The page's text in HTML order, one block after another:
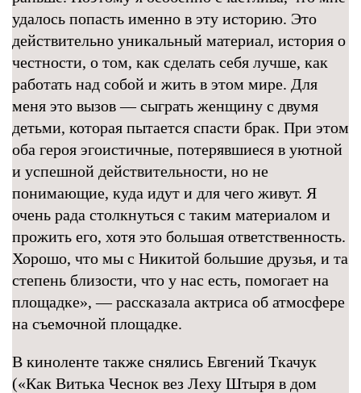
удалось попасть именно в эту историю. Это
действительно уникальный материал, история о
честности, о том, как сделать себя лучше, как
работать над собой и жить в этом мире. Для
меня это вызов — сыграть женщину с двумя
детьми, которая пытается спасти брак. При этом
оба героя эгоистичные, потерявшиеся в уютной
и успешной действительности, но не
понимающие, куда идут и для чего живут. Я
очень рада столкнуться с таким материалом и
прожить его, хотя это большая ответственность.
Хорошо, что мы с Никитой большие друзья, и та
степень близости, что у нас есть, помогает на
площадке», — рассказала актриса об атмосфере
на съемочной площадке.
В киноленте также снялись Евгений Ткачук
(«Как Витька Чеснок вез Леху Штыря в дом